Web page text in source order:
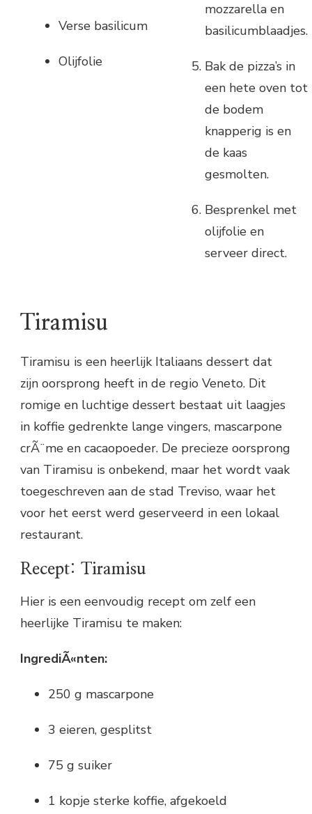
Verse basilicum
Olijfolie
mozzarella en
basilicumblaadjes.
Bak de pizza’s in
een hete oven tot
de bodem
knapperig is en
de kaas
gesmolten.
Besprenkel met
olijfolie en
serveer direct.
Tiramisu
Tiramisu is een heerlijk Italiaans dessert dat
zijn oorsprong heeft in de regio Veneto. Dit
romige en luchtige dessert bestaat uit laagjes
in koffie gedrenkte lange vingers, mascarpone
crÃ¨me en cacaopoeder. De precieze oorsprong
van Tiramisu is onbekend, maar het wordt vaak
toegeschreven aan de stad Treviso, waar het
voor het eerst werd geserveerd in een lokaal
restaurant.
Recept: Tiramisu
Hier is een eenvoudig recept om zelf een
heerlijke Tiramisu te maken:
IngrediÃ«nten:
250 g mascarpone
3 eieren, gesplitst
75 g suiker
1 kopje sterke koffie, afgekoeld